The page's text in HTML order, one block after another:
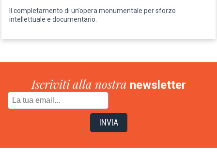
Il completamento di un’opera monumentale per sforzo
intellettuale e documentario.
Iscriviti alla nostra newsletter